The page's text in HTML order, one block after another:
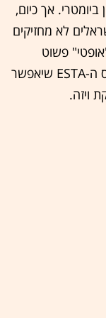
ביומטרי. אך כיום,
1.8 מיליון ישראלים לא מחזיקים
פשוט
בלבד. אלו, אם כן, לא יוכלו למלא את טופס ה-ESTA שיאפשר